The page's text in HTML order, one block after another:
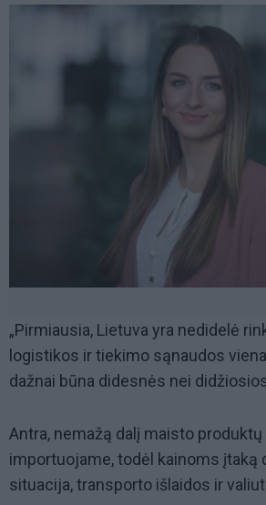
„Pirmiausia, Lietuva yra nedidelė
logistikos ir tiekimo sąnaudos
dažnai būna didesnės nei
Antra, nemažą dalį maisto produktų
importuojame, todėl kainoms įtaką
situacija, transporto išlaidos ir